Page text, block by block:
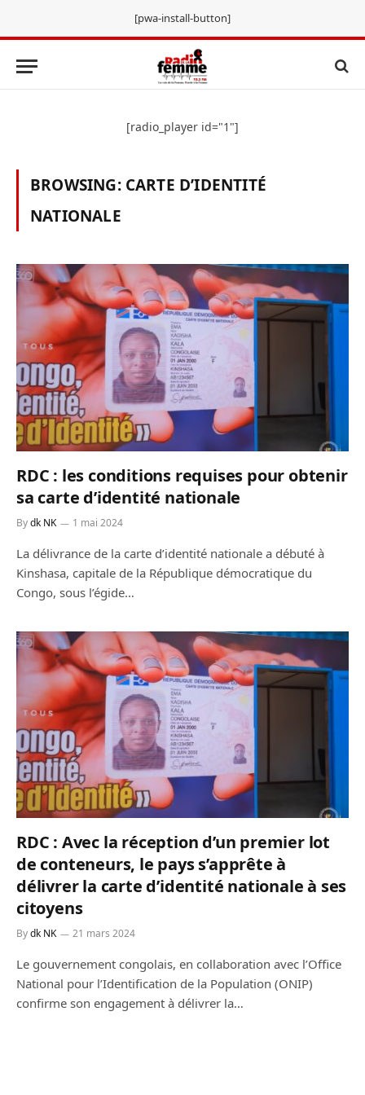
[pwa-install-button]
[radio_player id="1"]
BROWSING: CARTE D’IDENTITÉ
NATIONALE
RDC : les conditions requises pour obtenir
sa carte d’identité nationale
Bydk NK 1 mai 2024
La délivrance de la carte d’identité nationale a débuté à
Kinshasa, capitale de la République démocratique du
Congo, sous l’égide…
RDC : Avec la réception d’un premier lot
de conteneurs, le pays s’apprête à
délivrer la carte d’identité nationale à ses
citoyens
Bydk NK 21 mars 2024
Le gouvernement congolais, en collaboration avec l’Office
National pour l’Identification de la Population (ONIP)
confirme son engagement à délivrer la…